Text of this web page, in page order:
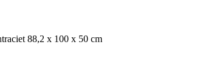
88,2 x 100 x 50 cm